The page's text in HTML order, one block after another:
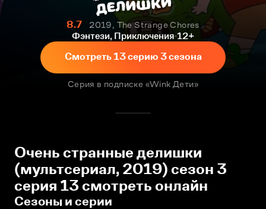
8.7
2019, The Strange Chores
Фэнтези, Приключения 12+
Смотреть 13 серию 3 сезона
Серия в подписке «Wink Дети»
Очень странные делишки
(мультсериал, 2019) сезон 3
серия 13 смотреть онлайн
Сезоны и серии